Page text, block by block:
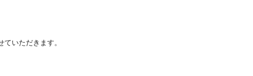
いただきます。